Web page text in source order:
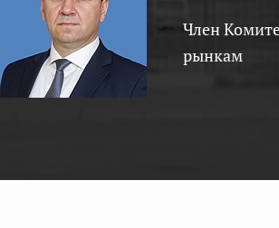
Член Комитета Совета Федерации по бюджету и финансовым
рынкам